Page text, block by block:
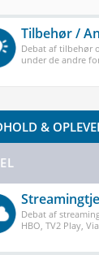
Tilbehør /
Debat af tilbehør
under de andre
&
Debat af
HBO, TV2 Play,